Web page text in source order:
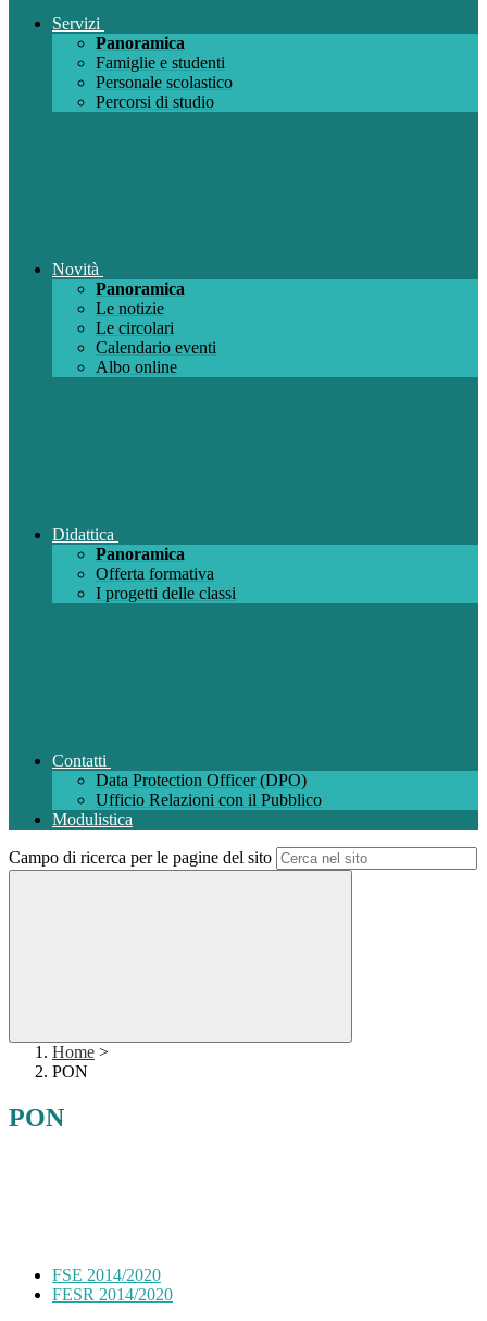
Servizi
Panoramica
Famiglie e studenti
Personale scolastico
Percorsi di studio
Novità
Panoramica
Le notizie
Le circolari
Calendario eventi
Albo online
Didattica
Panoramica
Offerta formativa
I progetti delle classi
Contatti
Data Protection Officer (DPO)
Ufficio Relazioni con il Pubblico
Modulistica
Campo di ricerca per le pagine del sito
Home >
PON
PON
FSE 2014/2020
FESR 2014/2020